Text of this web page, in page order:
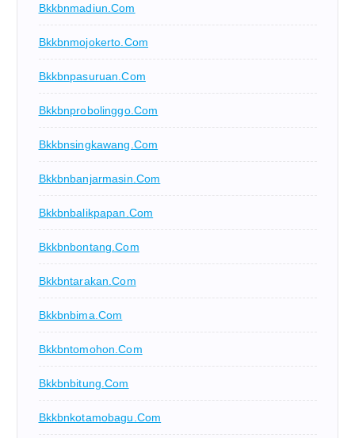
Bkkbnmadiun.com
Bkkbnmojokerto.com
Bkkbnpasuruan.com
Bkkbnprobolinggo.com
Bkkbnsingkawang.com
Bkkbnbanjarmasin.com
Bkkbnbalikpapan.com
Bkkbnbontang.com
Bkkbntarakan.com
Bkkbnbima.com
Bkkbntomohon.com
Bkkbnbitung.com
Bkkbnkotamobagu.com